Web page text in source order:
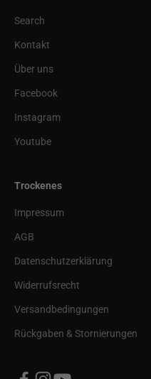
Search
Kontakt
Über uns
Facebook
Instagram
Youtube
Trockenes
Impressum
AGB
Datenschutzerklärung
Widerrufsrecht
Versandbedingungen
Rückgaben & Stornierungen